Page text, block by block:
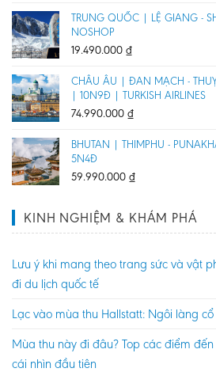
TRUNG QUỐC | LỆ GIANG -
NOSHOP
19.490.000 ₫
CHÂU ÂU | ĐAN MẠCH -
| 10N9Đ | TURKISH AIRLINES
74.990.000 ₫
BHUTAN | THIMPHU -
5N4Đ
59.990.000 ₫
KINH NGHIỆM & KHÁM PHÁ
Lưu ý khi mang theo trang sức và vật
đi du lịch quốc tế
Lạc vào mùa thu Hallstatt: Ngôi làng
Mùa thu này đi đâu? Top các điểm
cái nhìn đầu tiên